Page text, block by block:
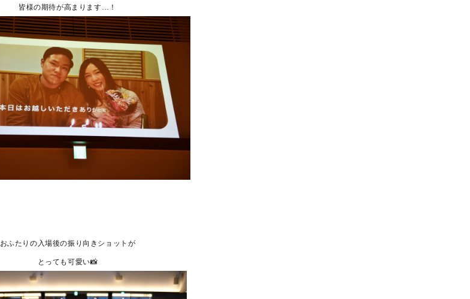
皆様の期待が高まります…！
おふたりの入場後の振り向きショットが
とっても可愛い📸